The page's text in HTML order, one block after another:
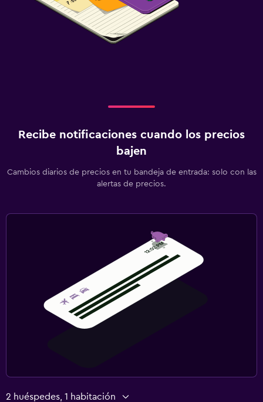
Recibe notificaciones cuando los precios
bajen
Cambios diarios de precios en tu bandeja de entrada: solo con las
alertas de precios.
2 huéspedes, 1 habitación